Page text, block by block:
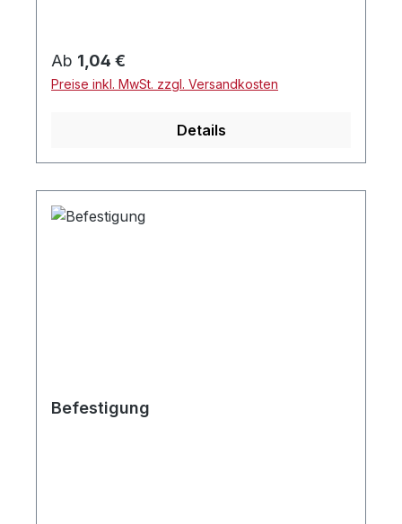
Regulärer Preis:
Ab 1,04 €
Preise inkl. MwSt. zzgl. Versandkosten
Details
Befestigung